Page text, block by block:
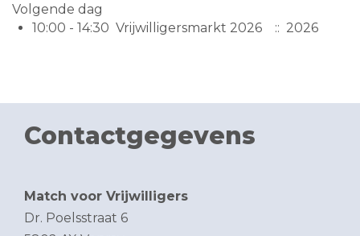
Volgende dag
10:00 - 14:30 Vrijwilligersmarkt 2026 :: 2026
Contactgegevens
Match voor Vrijwilligers
Dr. Poelsstraat 6